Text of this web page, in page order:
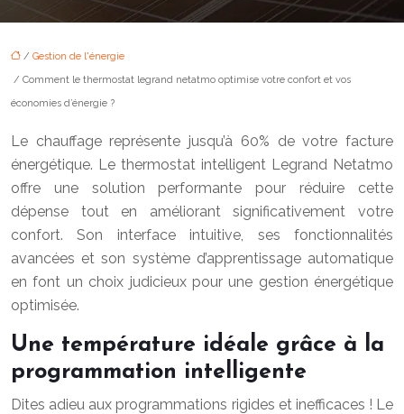
/ Gestion de l'énergie
/ Comment le thermostat legrand netatmo optimise votre confort et vos
économies d’énergie ?
Le chauffage représente jusqu’à 60% de votre facture
énergétique. Le thermostat intelligent Legrand Netatmo
offre une solution performante pour réduire cette
dépense tout en améliorant significativement votre
confort. Son interface intuitive, ses fonctionnalités
avancées et son système d’apprentissage automatique
en font un choix judicieux pour une gestion énergétique
optimisée.
Une température idéale grâce à la
programmation intelligente
Dites adieu aux programmations rigides et inefficaces ! Le